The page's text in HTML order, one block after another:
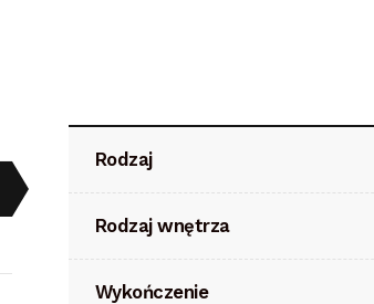
Rodzaj
Rodzaj wnętrza
Wykończenie